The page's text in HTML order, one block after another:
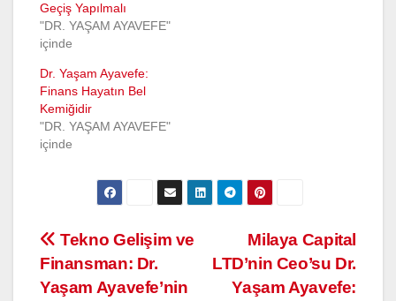
Geçiş Yapılmalı
"DR. YAŞAM AYAVEFE"
içinde
Dr. Yaşam Ayavefe:
Finans Hayatın Bel
Kemiğidir
"DR. YAŞAM AYAVEFE"
içinde
Yazı
gezinmesi
Milaya Capital
LTD’nin Ceo’su Dr.
Yaşam Ayavefe:
Tekno Gelişim ve
Finansman: Dr.
Yaşam Ayavefe’nin